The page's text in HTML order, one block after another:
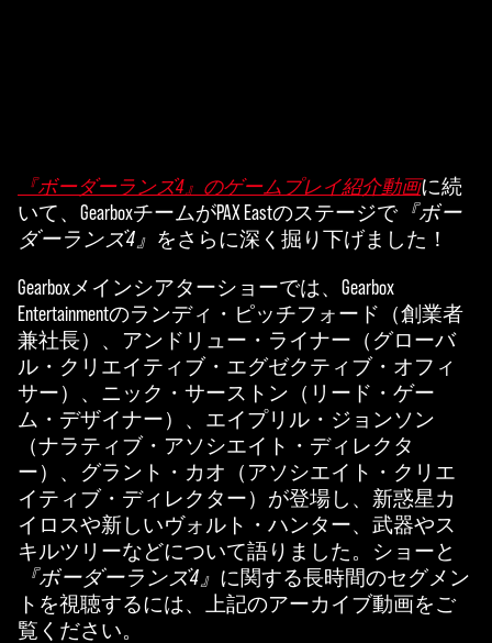
A
c
c
e
p
t
&
P
l
a
y
『ボーダーランズ4』のゲームプレイ紹介動画に続
いて、GearboxチームがPAX Eastのステージで 『ボー
ダーランズ4』 をさらに深く掘り下げました！
Gearboxメインシアターショーでは、Gearbox
Entertainmentのランディ・ピッチフォード（創業者
兼社長）、アンドリュー・ライナー（グローバ
ル・クリエイティブ・エグゼクティブ・オフィ
サー）、ニック・サーストン（リード・ゲー
ム・デザイナー）、エイプリル・ジョンソン
（ナラティブ・アソシエイト・ディレクタ
ー）、グラント・カオ（アソシエイト・クリエ
イティブ・ディレクター）が登場し、新惑星カ
イロスや新しいヴォルト・ハンター、武器やス
キルツリーなどについて語りました。ショーと
『ボーダーランズ4』 に関する長時間のセグメン
トを視聴するには、上記のアーカイブ動画をご
覧ください。